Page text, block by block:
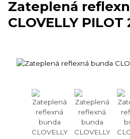
Zateplená
CLOVELLY PILOT